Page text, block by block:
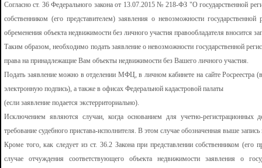
Согласно ст. 36 Федерального закона от 13.07.2015 № 218-ФЗ "О государственной
собственником (его представителем) заявления о невозможности
обременения объекта недвижимости без личного участия правообладателя вносится
Таким образом, необходимо подать заявление о невозможности государственной
права на принадлежащие Вам объекты недвижимости без Вашего личного участия.
Подать заявление можно в отделении МФЦ, в личном кабинете на сайте Росреестра
электронную подпись), а также в офисах Федеральной кадастровой палаты
(если заявление подается экстерриториально).
Исключением являются случаи, когда основанием для учетно-регистрационных
требование судебного пристава-исполнителя. В этом случае обозначенная выше
Кроме того, как следует из ст. 36.2 Закона при представлении собственником (его
случае отчуждения соответствующего объекта недвижимости заявления о